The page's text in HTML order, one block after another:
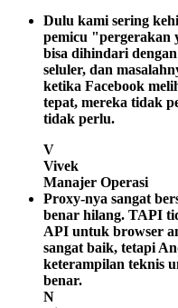
Dulu kami sering
pemicu "pergerakan
bisa dihindari
seluler, dan
ketika Facebook
tepat, mereka tidak
tidak perlu.
V
Vivek
Manajer Operasi
Proxy-nya sangat
benar hilang. TAPI
API untuk browser
sangat baik, tetapi
keterampilan teknis
benar.
N